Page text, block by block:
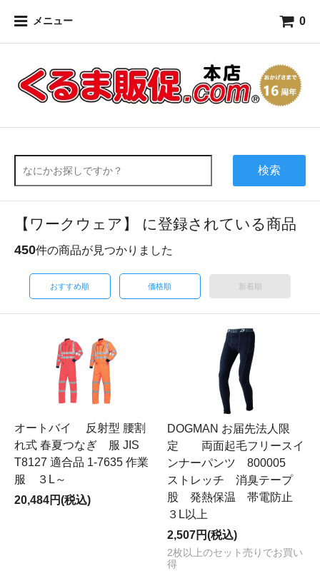
メニュー 0
検索
【ワークウェア】 に登録されている商品
450件の商品が見つかりました
おすすめ順 価格順 新着順
オートバイ 反射型 腰割
れ式 春夏つなぎ 服 JIS
T8127 適合品 1-7635 作業
服 ３L～
20,484円(税込)
DOGMAN お届先法人限
定 両面起毛フリースイ
ンナーパンツ 800005
ストレッチ 消臭テープ
股 発熱保温 帯電防止
３L以上
2,507円(税込)
2枚以上のセット売りでお買い
得